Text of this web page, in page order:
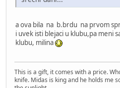
a ova bila na b.brdu na prvom
i uvek isti blejaci u klubu,pa meni
klubu, milina
This is a gift, it comes with a price.
knife. Midas is king and he holds me